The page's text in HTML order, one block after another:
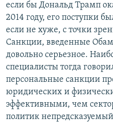
если бы Дональд Трамп
2014 году, его поступки
если не хуже, с точки
Санкции, введенные
довольно серьезное.
специалисты тогда
персональные санкции
юридических и
эффективными, чем
политик